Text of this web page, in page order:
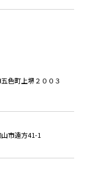
色町上堺２００３
市遠方41-1